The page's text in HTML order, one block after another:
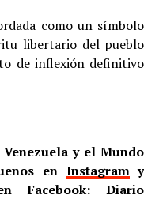
como un símbolo
libertario del pueblo
de inflexión definitivo
y el Mundo
en Instagramy
Facebook: Diario